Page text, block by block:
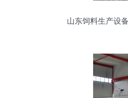
山东饲料生产设